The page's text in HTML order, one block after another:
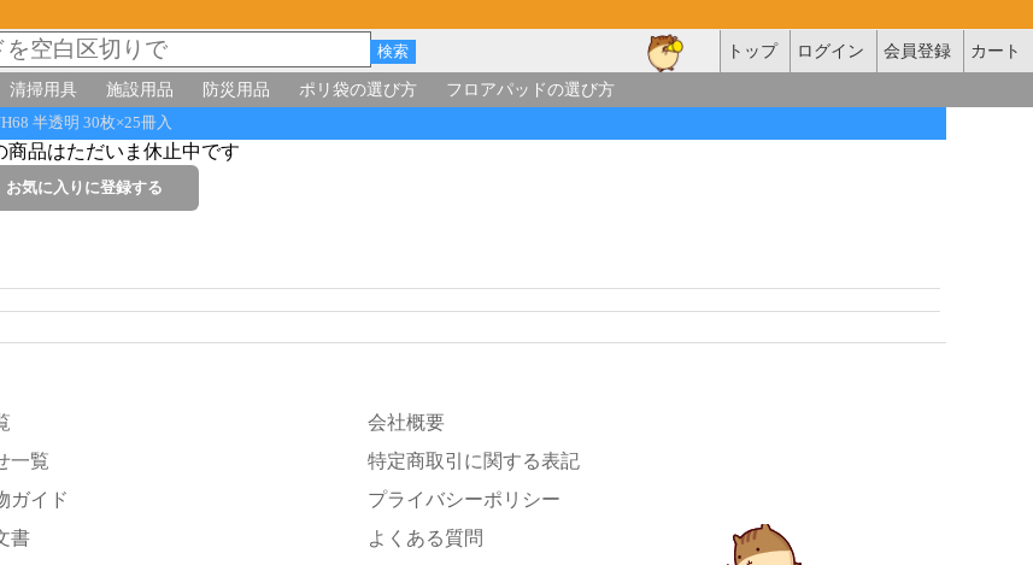
トップ ログイン 会員登録
カート
清掃用具 施設用品 防災用品 ポリ袋の選び方 フロアパッドの選び方
半透明 30枚×25冊入
商品はただいま休止中です
一覧
ガイド
書
会社概要
特定商取引に関する表記
プライバシーポリシー
よくある質問